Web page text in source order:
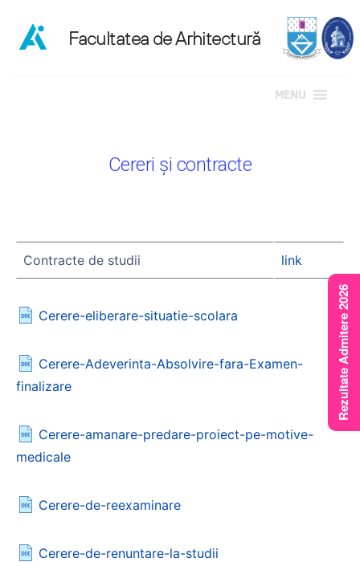
MENU
Cereri și contracte
Contracte de studii link
Cerere-eliberare-situatie-scolara
Cerere-Adeverinta-Absolvire-fara-Examen-
finalizare
Cerere-amanare-predare-proiect-pe-motive-
medicale
Cerere-de-reexaminare
Cerere-de-renuntare-la-studii
Rezultate Admitere 2026